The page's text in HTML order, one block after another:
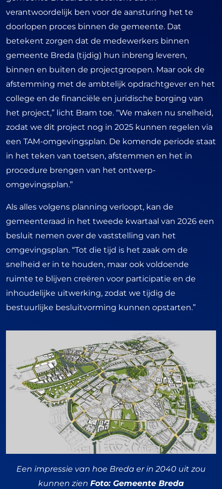
verantwoordelijk ben voor de aansturing het te
doorlopen proces binnen de gemeente. Dat
betekent zorgen dat de medewerkers binnen
gemeente Breda (tijdig) hun inbreng leveren,
binnen en buiten de projectgroepen. Maar ook de
afstemming met de ambtelijk opdrachtgever en het
college en de financiële en juridische borging van
het project,” licht Bram toe. “We maken nu snelheid,
zodat we dit project nog in 2025 kunnen regelen via
een TAM-omgevingsplan. De komende periode staat
in het teken van toetsen, afstemmen en het in
procedure brengen van het ontwerp-
omgevingsplan.”
Als alles volgens planning verloopt, kan de
gemeenteraad in het tweede kwartaal van 2026 een
besluit nemen over de vaststelling van het
omgevingsplan. “Tot die tijd is het zaak om de
snelheid er in te houden, maar ook voldoende
ruimte te blijven creëren voor participatie en de
inhoudelijke uitwerking, zodat we tijdig de
bestuurlijke besluitvorming kunnen opstarten.”
Een impressie van hoe Breda er in 2040 uit zou
kunnen zien Foto: Gemeente Breda